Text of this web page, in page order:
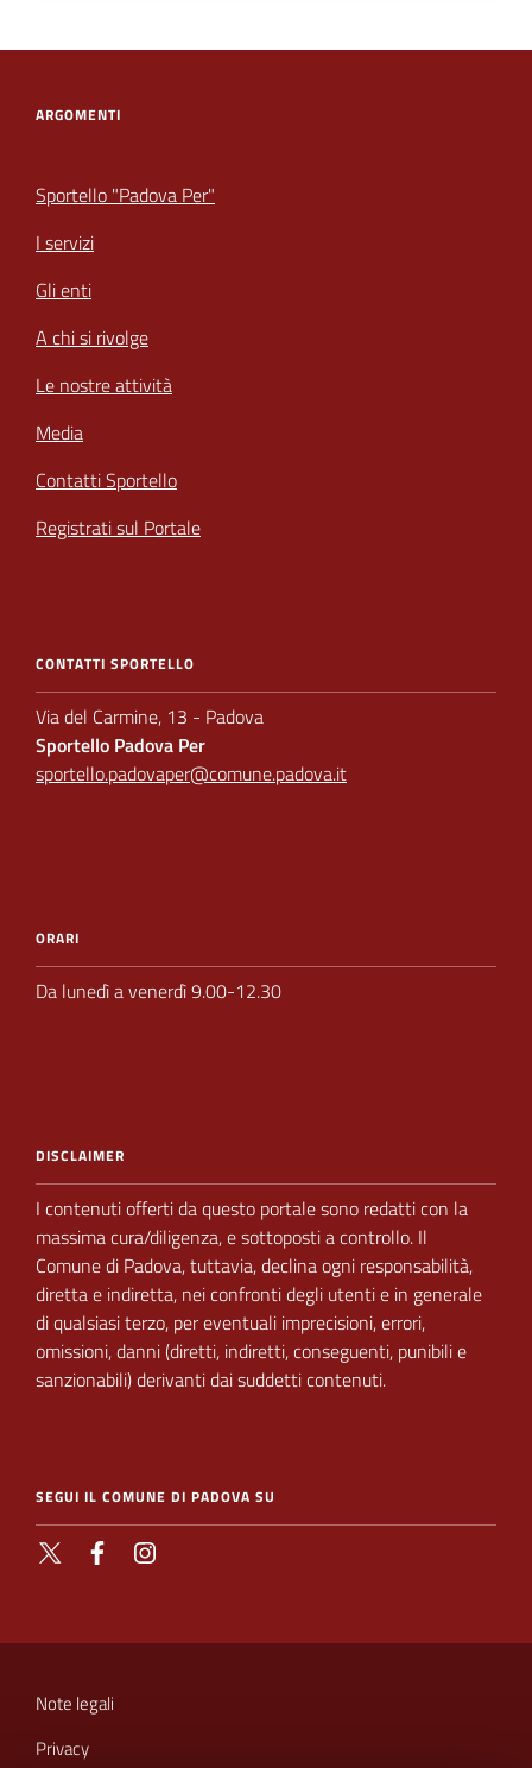
ARGOMENTI
Sportello "Padova Per"
I servizi
Gli enti
A chi si rivolge
Le nostre attività
Media
Contatti Sportello
Registrati sul Portale
CONTATTI SPORTELLO
Via del Carmine, 13 - Padova
Sportello Padova Per
sportello.padovaper@comune.padova.it
ORARI
Da lunedì a venerdì 9.00-12.30
DISCLAIMER
I contenuti offerti da questo portale sono redatti con la
massima cura/diligenza, e sottoposti acontrollo. Il
Comune di Padova,tuttavia, declina ogni responsabilità,
diretta e indiretta, neiconfronti degli utenti e in generale
di qualsiasi terzo, per eventuali imprecisioni, errori,
omissioni, danni (diretti, indiretti, conseguenti, punibili e
sanzionabili) derivanti dai suddetti contenuti.
SEGUI IL COMUNE DI PADOVA SU
Facebook
UTILI
Note legali
Privacy